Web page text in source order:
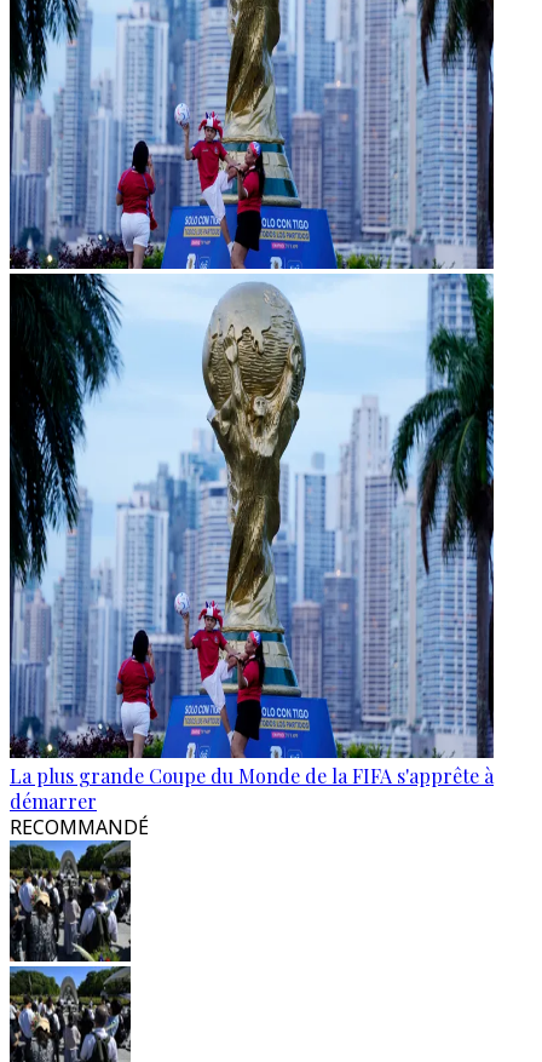
La plus grande Coupe du Monde de la FIFA s'apprête à
démarrer
RECOMMANDÉ